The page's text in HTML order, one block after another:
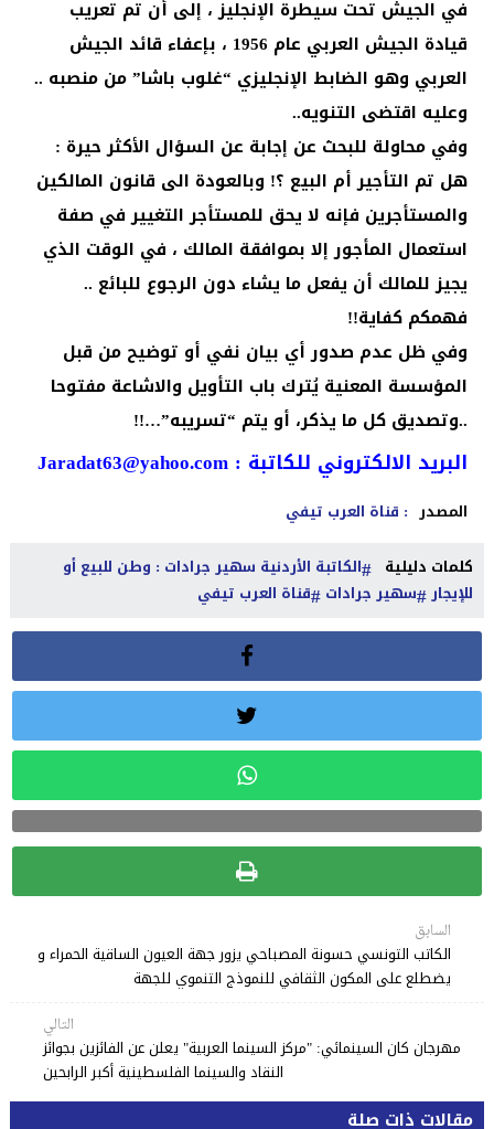
في الجيش تحت سيطرة الإنجليز ، إلى أن تم تعريب
قيادة الجيش العربي عام 1956 ، بإعفاء قائد الجيش
العربي وهو الضابط الإنجليزي “غلوب باشا” من منصبه ..
وعليه اقتضى التنويه..
وفي محاولة للبحث عن إجابة عن السؤال الأكثر حيرة :
هل تم التأجير أم البيع ؟! وبالعودة الى قانون المالكين
والمستأجرين فإنه لا يحق للمستأجر التغيير في صفة
استعمال المأجور إلا بموافقة المالك ، في الوقت الذي
يجيز للمالك أن يفعل ما يشاء دون الرجوع للبائع ..
فهمكم كفاية!!
وفي ظل عدم صدور أي بيان نفي أو توضيح من قبل
المؤسسة المعنية يُترك باب التأويل والاشاعة مفتوحا
..وتصديق كل ما يذكر، أو يتم “تسريبه”…!!
البريد الالكتروني للكاتبة : Jaradat63@yahoo.com
المصدر : قناة العرب تيفي
كلمات دليلية
الكاتبة الأردنية سهير جرادات : وطن للبيع أو
للإيجار سهير جرادات قناة العرب تيفي
السابق
الكاتب التونسي حسونة المصباحي يزور جهة العيون الساقية الحمراء و
يضطلع على المكون الثقافي للنموذج التنموي للجهة
التالي
مهرجان كان السينمائي: "مركز السينما العربية" يعلن عن الفائزين بجوائز
النقاد والسينما الفلسطينية أكبر الرابحين
مقالات ذات صلة